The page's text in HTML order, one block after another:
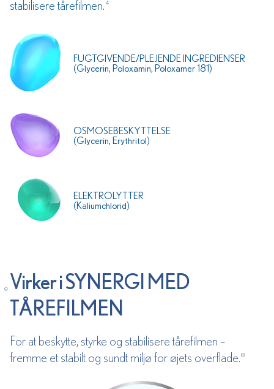
FUGTGIVENDE/PLEJENDE INGREDIENSER
(Glycerin, Poloxamin, Poloxamer 181)
OSMOSEBESKYTTELSE
(Glycerin, Erythritol)
ELEKTROLYTTER
(Kaliumchlorid)
stabilisere tårefilmen. 4
Virker i SYNERGI MED
TÅREFILMEN
For at beskytte, styrke og stabilisere tårefilmen –
fremme et stabilt og sundt miljø for øjets overflade. 8